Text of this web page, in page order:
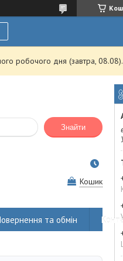
робочого дня (завтра, 08.08).
Знайти
Кошик
та обмін